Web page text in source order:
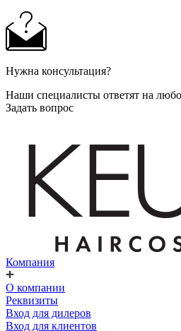
Нужна консультация?
Наши специалисты ответят на
Задать вопрос
Компания
О компании
Реквизиты
Вход для дилеров
Вход для клиентов